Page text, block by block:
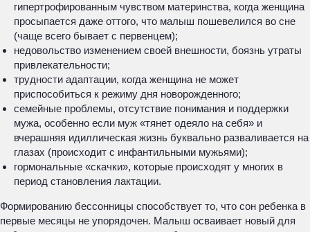
гипертрофированным чувством материнства, когда женщина
просыпается даже оттого, что малыш пошевелился во сне
(чаще всего бывает с первенцем);
недовольство изменением своей внешности, боязнь утраты
привлекательности;
трудности адаптации, когда женщина не может
приспособиться к режиму дня новорожденного;
семейные проблемы, отсутствие понимания и поддержки
мужа, особенно если муж «тянет одеяло на себя» и
вчерашняя идиллическая жизнь буквально разваливается на
глазах (происходит с инфантильными мужьями);
гормональные «скачки», которые происходят у многих в
период становления лактации.
Формированию бессонницы способствует то, что сон ребенка в
первые месяцы не упорядочен. Малыш осваивает новый для